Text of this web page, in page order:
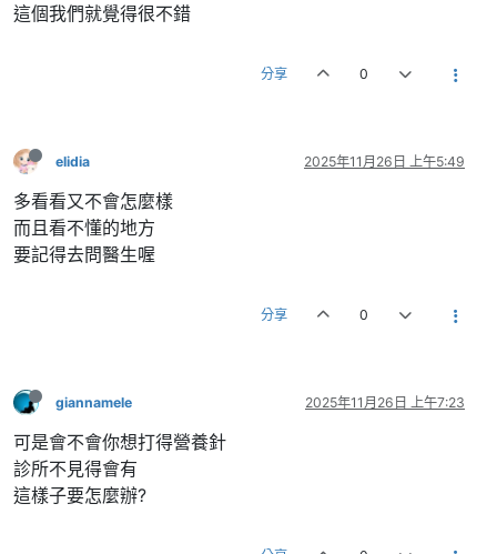
這個我們就覺得很不錯
分享 0
elidia 2025年11月26日 上午5:49
多看看又不會怎麼樣
而且看不懂的地方
要記得去問醫生喔
分享 0
giannamele 2025年11月26日 上午7:23
可是會不會你想打得營養針
診所不見得會有
這樣子要怎麼辦?